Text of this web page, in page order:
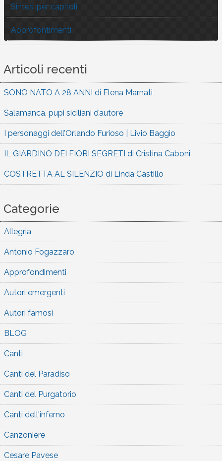
Sintesi per capitoli
Approfontimenti
Articoli recenti
SONO NATO A 28 ANNI di Elena Marnati
Salamanca, pupi siciliani d’autore
I personaggi dell’Orlando Furioso | Livio Baggio
IL GIARDINO DEI FIORI SEGRETI di Cristina Caboni
COSTRETTA AL SILENZIO di Linda Castillo
Categorie
Allegria
Antonio Fogazzaro
Approfondimenti
Autori emergenti
Autori famosi
BLOG
Canti
Canti del Paradiso
Canti del Purgatorio
Canti dell'inferno
Canzoniere
Cesare Pavese